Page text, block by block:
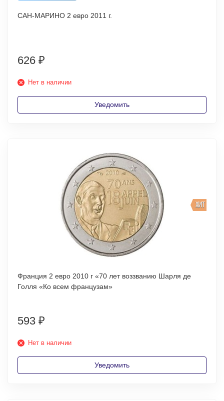
САН-МАРИНО 2 евро 2011 г.
626 ₽
Нет в наличии
Уведомить
ХИТ
Франция 2 евро 2010 г «70 лет воззванию Шарля де
Голля «Ко всем французам»
593 ₽
Нет в наличии
Уведомить